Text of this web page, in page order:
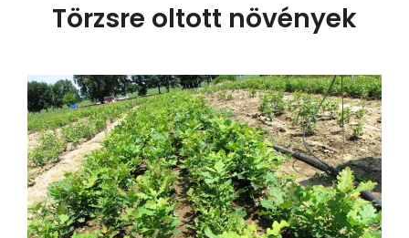
Törzsre oltott növények